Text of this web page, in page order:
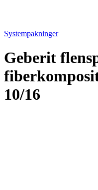
Systempakninger
Geberit
10/16